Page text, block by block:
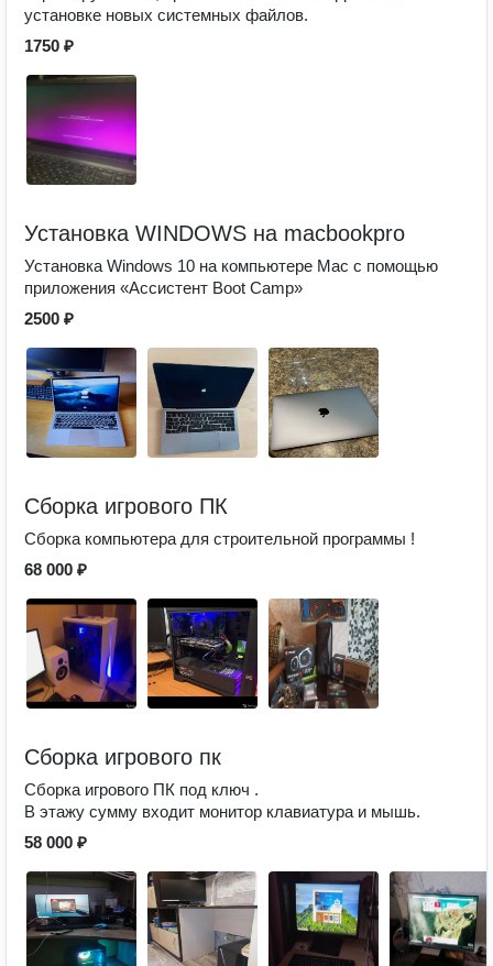
установке новых системных файлов.
1750 ₽
Установка WINDOWS на macbookpro
Установка Windows 10 на компьютере Mac с помощью
приложения «Ассистент Boot Camp»
2500 ₽
Сборка игрового ПК
Сборка компьютера для строительной программы !
68 000 ₽
Сборка игрового пк
Сборка игрового ПК под ключ .
В этажу сумму входит монитор клавиатура и мышь.
58 000 ₽